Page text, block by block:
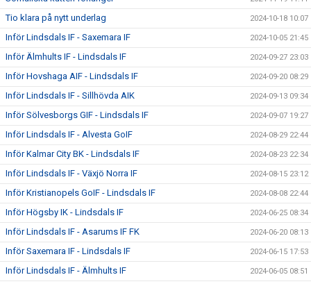
Tio klara på nytt underlag 2024-10-18 10:07
Inför Lindsdals IF - Saxemara IF 2024-10-05 21:45
Inför Älmhults IF - Lindsdals IF 2024-09-27 23:03
Inför Hovshaga AIF - Lindsdals IF 2024-09-20 08:29
Inför Lindsdals IF - Sillhövda AIK 2024-09-13 09:34
Inför Sölvesborgs GIF - Lindsdals IF 2024-09-07 19:27
Inför Lindsdals IF - Alvesta GoIF 2024-08-29 22:44
Inför Kalmar City BK - Lindsdals IF 2024-08-23 22:34
Inför Lindsdals IF - Växjö Norra IF 2024-08-15 23:12
Inför Kristianopels GoIF - Lindsdals IF 2024-08-08 22:44
Inför Högsby IK - Lindsdals IF 2024-06-25 08:34
Inför Lindsdals IF - Asarums IF FK 2024-06-20 08:13
Inför Saxemara IF - Lindsdals IF 2024-06-15 17:53
Inför Lindsdals IF - Älmhults IF 2024-06-05 08:51